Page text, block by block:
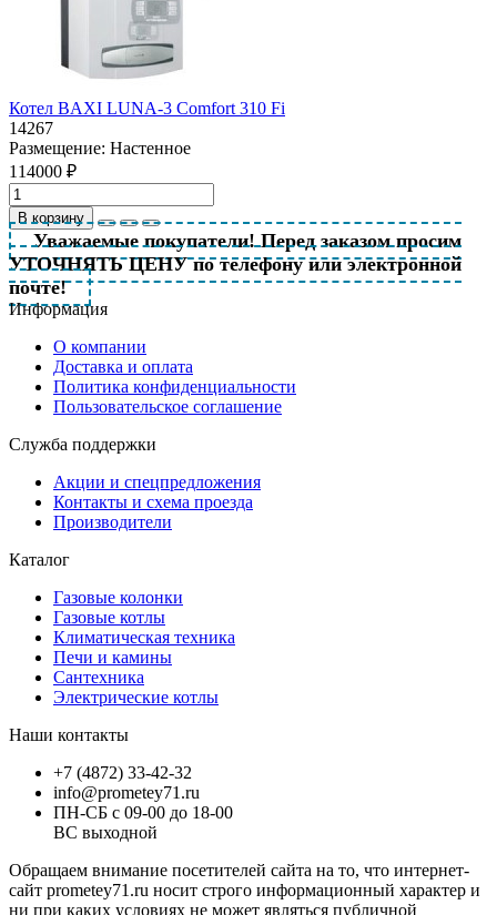
Котел BAXI LUNA-3 Comfort 310 Fi
14267
Размещение: Настенное
114000 ₽
В корзину
Уважаемые покупатели! Перед заказом просим
УТОЧНЯТЬ ЦЕНУ по телефону или электронной
почте!
Информация
О компании
Доставка и оплата
Политика конфиденциальности
Пользовательское соглашение
Служба поддержки
Акции и спецпредложения
Контакты и схема проезда
Производители
Каталог
Газовые колонки
Газовые котлы
Климатическая техника
Печи и камины
Сантехника
Электрические котлы
Наши контакты
+7 (4872) 33-42-32
info@prometey71.ru
ПН-СБ с 09-00 до 18-00
ВС выходной
Обращаем внимание посетителей сайта на то, что интернет-
сайт prometey71.ru носит строго информационный характер и
ни при каких условиях не может являться публичной